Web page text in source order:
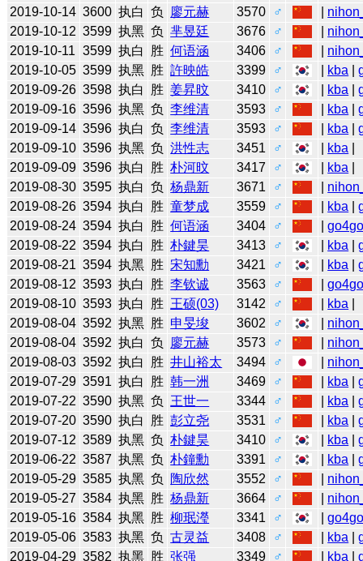
2019-10-14 3600 执白 负 廖元赫 3570 ♂
2019-10-12 3599 执黑 负 芈昱廷 3676 ♂
2019-10-11 3599 执白 胜 何语涵 3406 ♂
2019-10-05 3599 执黑 胜 許映皓 3399 ♂ kba |
2019-09-26 3598 执白 胜 姜昇旼 3410 ♂ kba |
2019-09-16 3596 执黑 负 李维清 3593 ♂ kba |
2019-09-14 3596 执白 负 李维清 3593 ♂ kba |
2019-09-10 3596 执黑 负 洪性志 3451 ♂ kba
2019-09-09 3596 执白 胜 朴河旼 3417 ♂ kba
2019-08-30 3595 执白 负 杨鼎新 3671 ♂
2019-08-26 3594 执白 胜 童梦成 3559 ♂ kba |
2019-08-24 3594 执白 胜 何语涵 3404 ♂ |
2019-08-22 3594 执白 胜 朴鍵昊 3413 ♂ kba |
2019-08-21 3594 执黑 胜 宋知勳 3421 ♂ kba |
2019-08-12 3593 执白 胜 李钦诚 3563 ♂ |
2019-08-10 3593 执白 胜 王硕(03) 3142 ♂ kba
2019-08-04 3592 执黑 胜 申旻埈 3602 ♂
2019-08-04 3592 执白 负 廖元赫 3573 ♂
2019-08-03 3592 执白 胜 井山裕太 3494 ♂
2019-07-29 3591 执白 胜 韩一洲 3469 ♂ kba |
2019-07-22 3590 执黑 负 王世一 3344 ♂ kba |
2019-07-20 3590 执白 胜 彭立尧 3531 ♂ kba |
2019-07-12 3589 执黑 负 朴鍵昊 3410 ♂ kba |
2019-06-22 3587 执黑 负 朴鐘勳 3391 ♂ kba |
2019-05-29 3585 执黑 负 陶欣然 3552 ♂
2019-05-27 3584 执黑 胜 杨鼎新 3664 ♂
2019-05-16 3584 执黑 胜 柳珉瀅 3341 ♂ |
2019-05-06 3583 执黑 负 古灵益 3408 ♂ kba |
2019-04-29 3582 执黑 胜 张强 3349 ♂ kba |